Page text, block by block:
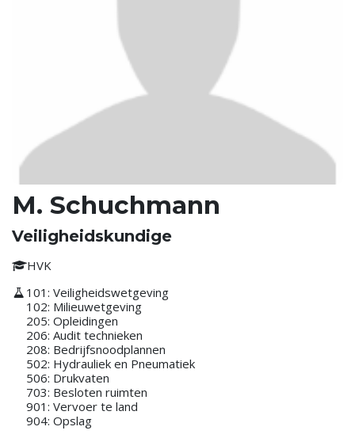
M. Schuchmann
Veiligheidskundige
HVK
101: Veiligheidswetgeving
102: Milieuwetgeving
205: Opleidingen
206: Audit technieken
208: Bedrijfsnoodplannen
502: Hydrauliek en Pneumatiek
506: Drukvaten
703: Besloten ruimten
901: Vervoer te land
904: Opslag